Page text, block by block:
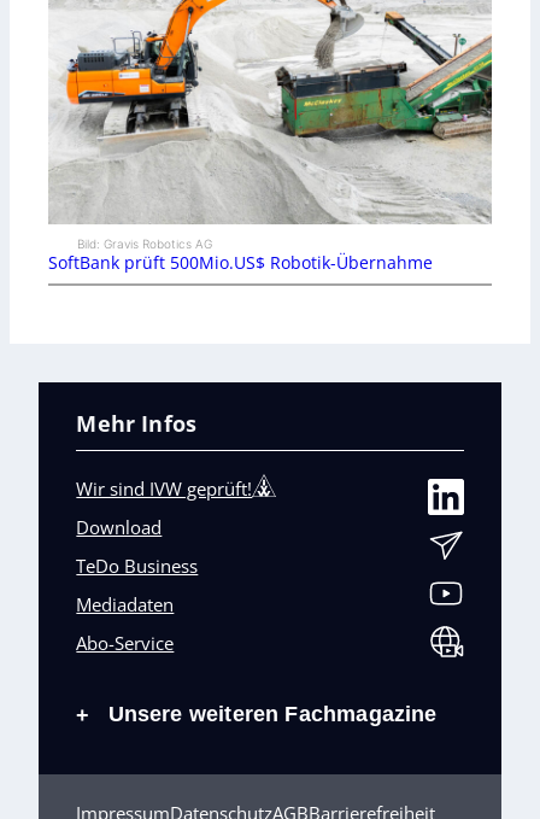
Bild: Gravis Robotics AG
SoftBank prüft 500Mio.US$ Robotik-Übernahme
Mehr Infos
Wir sind IVW geprüft!
Download
TeDo Business
Mediadaten
Abo-Service
+ Unsere weiteren Fachmagazine
ImpressumDatenschutzAGBBarrierefreiheit